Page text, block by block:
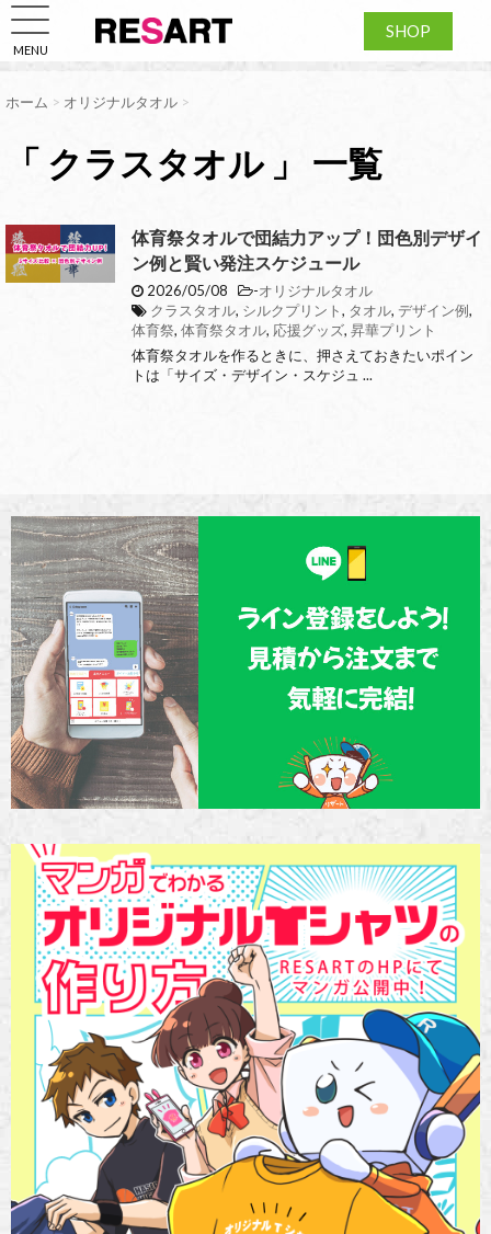
MENU
SHOP
ホーム > オリジナルタオル >
「 クラスタオル 」 一覧
体育祭タオルで団結力アップ！団色別デザイ
ン例と賢い発注スケジュール
2026/05/08 -オリジナルタオル
クラスタオル, シルクプリント, タオル, デザイン例,
体育祭, 体育祭タオル, 応援グッズ, 昇華プリント
体育祭タオルを作るときに、押さえておきたいポイン
トは「サイズ・デザイン・スケジュ ...